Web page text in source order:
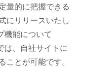
量的に把握できる
にリリースいたし
機能について
は、自社サイトに
ことが可能です。